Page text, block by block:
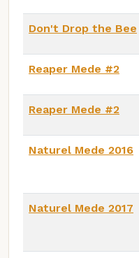
Don't Drop the Bee
Reaper Mede #2
Reaper Mede #2
Naturel Mede 2016
Naturel Mede 2017